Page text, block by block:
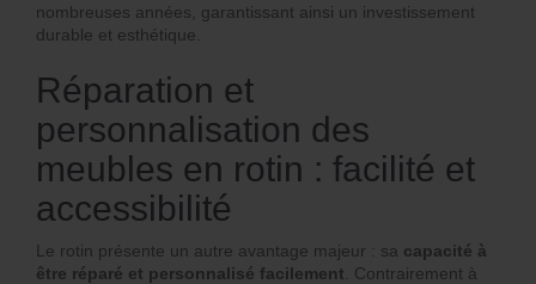
nombreuses années, garantissant ainsi un investissement
durable et esthétique.
Réparation et
personnalisation des
meubles en rotin : facilité et
accessibilité
Le rotin présente un autre avantage majeur : sa capacité à
être réparé et personnalisé facilement . Contrairement à